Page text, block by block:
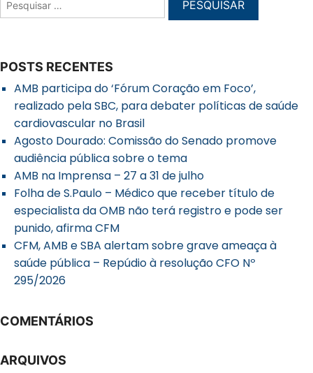
POSTS RECENTES
AMB participa do ‘Fórum Coração em Foco’,
realizado pela SBC, para debater políticas de saúde
cardiovascular no Brasil
Agosto Dourado: Comissão do Senado promove
audiência pública sobre o tema
AMB na Imprensa – 27 a 31 de julho
Folha de S.Paulo – Médico que receber título de
especialista da OMB não terá registro e pode ser
punido, afirma CFM
CFM, AMB e SBA alertam sobre grave ameaça à
saúde pública – Repúdio à resolução CFO Nº
295/2026
COMENTÁRIOS
ARQUIVOS